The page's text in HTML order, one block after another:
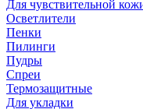
Для чувствительной
Осветлители
Пенки
Пилинги
Пудры
Спреи
Термозащитные
Для укладки